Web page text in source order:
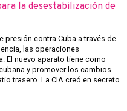
la desestabilización de
presión contra Cuba a través de
las operaciones
El nuevo aparato tiene como
y promover los cambios
trasero. La CIA creó en secreto